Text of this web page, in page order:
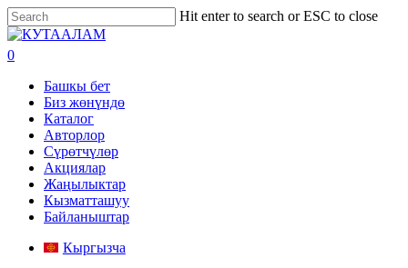
Skip
to
main
content
Hit enter to search or ESC to close
Close
Search
search
0
Башкы бет
Биз жөнүндө
Каталог
Авторлор
Сүрөтчүлөр
Акциялар
Жаңылыктар
Кызматташуу
Байланыштар
Кыргызча